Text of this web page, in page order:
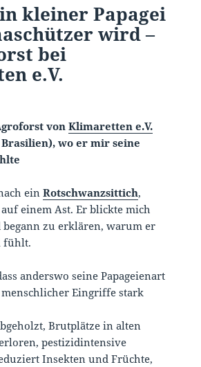
kleiner Papagei
wird –
bei
e.V.
vonKlimaretten e.V.
wo er mir seine
einRotschwanzsittich,
einem Ast. Er blickte mich
zu erklären, warum er
fühlt.
anderswo seine Papageienart
Eingriffe stark
Brutplätze in alten
pestizidintensive
Insekten und Früchte,